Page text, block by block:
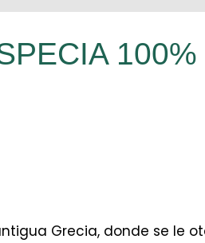
Grecia, donde se le